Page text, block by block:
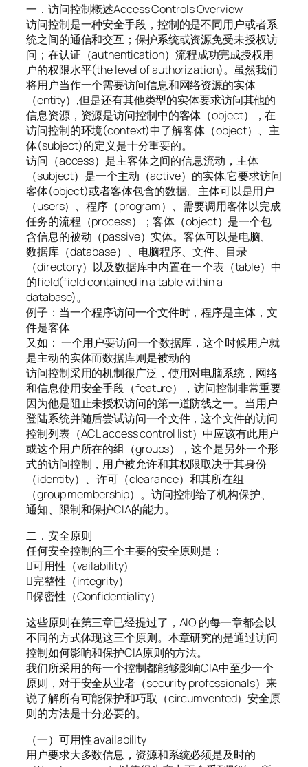
一．访问控制概述Access Controls Overview
访问控制是一种安全手段，控制的是不同用户或者系
统之间的通信和交互；保护系统或资源免受未授权访
问；在认证（authentication）流程成功完成授权用
户的权限水平(the level of authorization)。虽然我们
将用户当作一个需要访问信息和网络资源的实体
（entity）,但是还有其他类型的实体要求访问其他的
信息资源，资源是访问控制中的客体（object），在
访问控制的环境(context)中了解客体（object）、主
体(subject)的定义是十分重要的。
访问（access）是主客体之间的信息流动，主体
（subject）是一个主动（active）的实体,它要求访问
客体(object)或者客体包含的数据。主体可以是用户
（users）、程序（program）、需要调用客体以完成
任务的流程（process）；客体（object）是一个包
含信息的被动（passive）实体。客体可以是电脑、
数据库（database）、电脑程序、文件、目录
（directory）以及数据库中内置在一个表（table）中
的field(field contained in a table within a
database)。
例子：当一个程序访问一个文件时，程序是主体，文
件是客体
又如： 一个用户要访问一个数据库，这个时候用户就
是主动的实体而数据库则是被动的
访问控制采用的机制很广泛，使用对电脑系统，网络
和信息使用安全手段（feature），访问控制非常重要
因为他是阻止未授权访问的第一道防线之一。当用户
登陆系统并随后尝试访问一个文件，这个文件的访问
控制列表（ACL access control list）中应该有此用户
或这个用户所在的组（groups），这个是另外一个形
式的访问控制，用户被允许和其权限取决于其身份
（identity）、许可（clearance）和其所在组
（group membership）。访问控制给了机构保护、
通知、限制和保护CIA的能力。
二．安全原则
任何安全控制的三个主要的安全原则是：
可用性（vailability）
完整性（integrity）
保密性（Confidentiality）
这些原则在第三章已经提过了，AIO 的每一章都会以
不同的方式体现这三个原则。本章研究的是通过访问
控制如何影响和保护CIA原则的方法。
我们所采用的每一个控制都能够影响CIA中至少一个
原则，对于安全从业者（security professionals）来
说了解所有可能保护和巧取（circumvented）安全原
则的方法是十分必要的。
（一）可用性 availability
用户要求大多数信息，资源和系统必须是及时的